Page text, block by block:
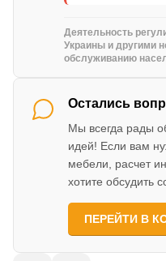
Деятельность
Украины и другими
обслуживанию
Остались
Мы всегда рады
идей! Если вам
мебели, расчет
хотите обсудить
ПЕРЕЙТИ В